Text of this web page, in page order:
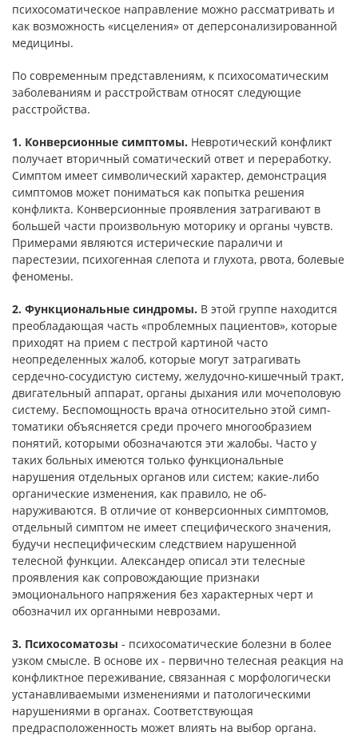
психосоматическое направление можно рас­сматривать и
как возможность «исцеления» от деперсонализиро­ванной
медицины.
По современным представлениям, к психосоматическим
за­болеваниям и расстройствам относят следующие
расстройства.
1. Конверсионные симптомы. Невротический конфликт
получает вторичный соматический ответ и переработку.
Симптом имеет сим­волический характер, демонстрация
симптомов может пониматься как попытка решения
конфликта. Конверсионные проявления за­трагивают в
большей части произвольную моторику и органы чувств.
Примерами являются истерические параличи и
парестезии, психогенная слепота и глухота, рвота, болевые
феномены.
2. Функциональные синдромы. В этой группе находится
преоб­ладающая часть «проблемных пациентов», которые
приходят на прием с пестрой картиной часто
неопределенных жалоб, которые могут затрагивать
сердечно-сосудистую систему, желудочно-ки­шечный тракт,
двигательный аппарат, органы дыхания или моче­половую
систему. Беспомощность врача относительно этой симп­
томатики объясняется среди прочего многообразием
понятий, которыми обозначаются эти жалобы. Часто у
таких больных имеются только функциональные
нарушения отдельных органов или систем; какие-либо
органические изменения, как правило, не об­
наруживаются. В отличие от конверсионных симптомов,
отдель­ный симптом не имеет специфического значения,
будучи неспеци­фическим следствием нарушенной
телесной функции. Александер описал эти телесные
проявления как сопровождающие признаки
эмоционального напряжения без характерных черт и
обозначил их органными неврозами.
3. Психосоматозы - психосоматические болезни в более
уз­ком смысле. В основе их - первично телесная реакция на
конф­ликтное переживание, связанная с морфологически
устанавлива­емыми изменениями и патологическими
нарушениями в органах. Соответствующая
предрасположенность может влиять на выбор органа.